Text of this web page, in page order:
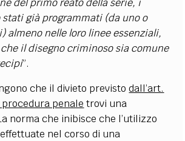
del primo reato della serie, i
già programmati (da uno o
almeno nelle loro linee essenziali,
il disegno criminoso sia comune
”.
che il divieto previstodall’art.
procedura penale trovi una
norma che inibisce che l’utilizzo
nel corso di una